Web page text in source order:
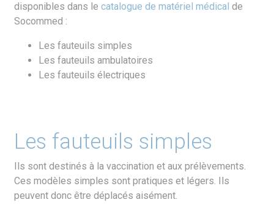
disponibles dans le catalogue de matériel médical de
Socommed :
Les fauteuils simples
Les fauteuils ambulatoires
Les fauteuils électriques
Les fauteuils simples
Ils sont destinés à la vaccination et aux prélèvements.
Ces modèles simples sont pratiques et légers. Ils
peuvent donc être déplacés aisément.